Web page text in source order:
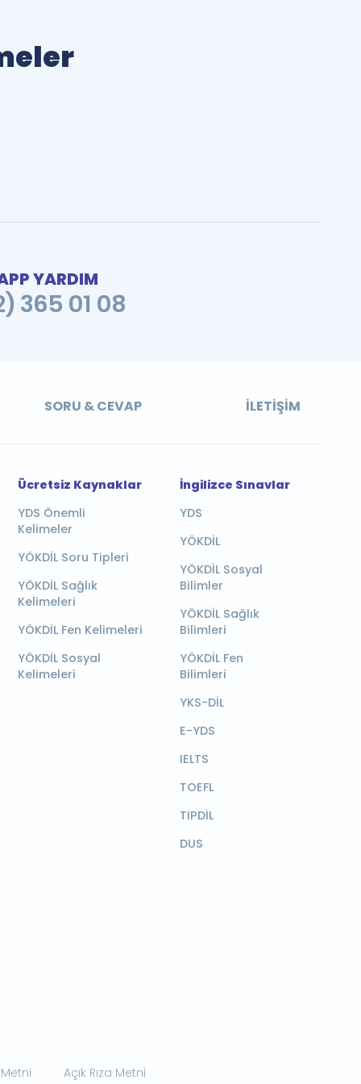
YARDIM
365 01 08
SORU & CEVAP İLETIŞIM
Ücretsiz Kaynaklar
YDS Önemli
Kelimeler
YÖKDİL Soru Tipleri
YÖKDİL Sağlık
Kelimeleri
YÖKDİL Fen Kelimeleri
YÖKDİL Sosyal
Kelimeleri
İngilizce Sınavlar
YDS
YÖKDİL
YÖKDİL Sosyal
Bilimler
YÖKDİL Sağlık
Bilimleri
YÖKDİL Fen
Bilimleri
YKS-DİL
E-YDS
IELTS
TOEFL
TIPDİL
DUS
Açık Rıza Metni